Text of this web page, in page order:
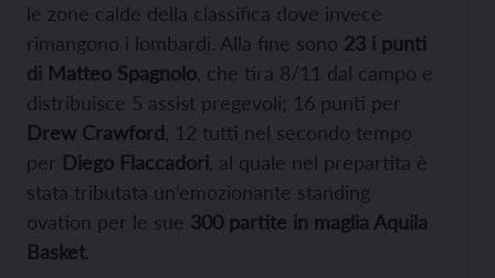
le zone calde della classifica dove invece
rimangono i lombardi. Alla fine sono 23 i punti
di Matteo Spagnolo , che tira 8/11 dal campo e
distribuisce 5 assist pregevoli; 16 punti per
Drew Crawford , 12 tutti nel secondo tempo
per Diego Flaccadori , al quale nel prepartita è
stata tributata un’emozionante standing
ovation per le sue 300 partite in maglia Aquila
Basket.